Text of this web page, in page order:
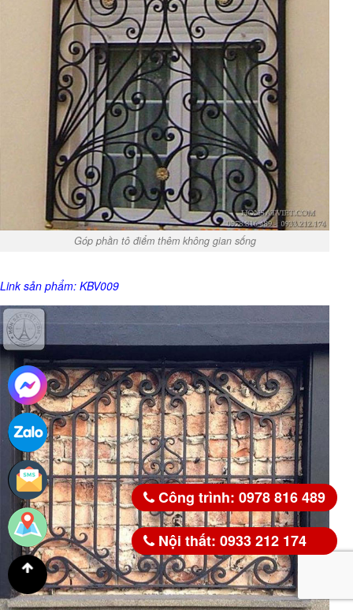
Góp phần tô điểm thêm không gian sống
Link sản phẩm: KBV009
Công trình: 0978 816 489
Nội thất: 0933 212 174